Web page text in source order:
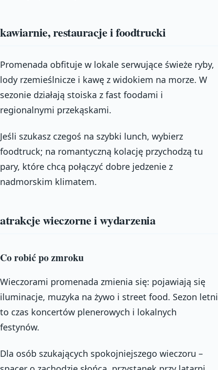
kawiarnie, restauracje i foodtrucki
Promenada obfituje w lokale serwujące świeże ryby,
lody rzemieślnicze i kawę z widokiem na morze. W
sezonie działają stoiska z fast foodami i
regionalnymi przekąskami.
Jeśli szukasz czegoś na szybki lunch, wybierz
foodtruck; na romantyczną kolację przychodzą tu
pary, które chcą połączyć dobre jedzenie z
nadmorskim klimatem.
atrakcje wieczorne i wydarzenia
Co robić po zmroku
Wieczorami promenada zmienia się: pojawiają się
iluminacje, muzyka na żywo i street food. Sezon letni
to czas koncertów plenerowych i lokalnych
festynów.
Dla osób szukających spokojniejszego wieczoru –